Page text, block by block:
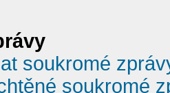
soukromé
soukromé